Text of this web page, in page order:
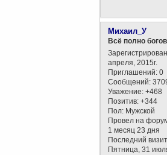
Михаил_У
Всё полно богов
Зарегистрирован
апреля, 2015г.
Приглашений: 0
Сообщений:
Уважение: +468
Позитив: +344
Пол: Мужской
Провел на
1 месяц 23 дня
Последний
Пятница, 31